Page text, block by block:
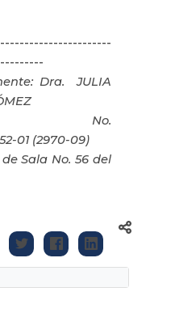
Dra.
JULIA
No.
01 (2970-09)
Sala No. 56 del